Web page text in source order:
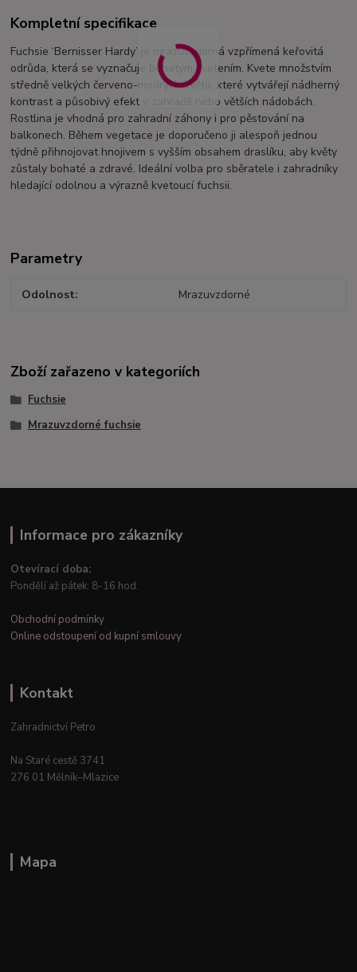
Kompletní specifikace
Fuchsie ‘Bernisser Hardy’ je mrazuvzdorná vzpřímená keřovitá
odrůda, která se vyznačuje bohatým kvetením. Kvete množstvím
středně velkých červeno-modrých květů, které vytvářejí nádherný
kontrast a působivý efekt v zahradě nebo větších nádobách.
Rostlina je vhodná pro zahradní záhony i pro pěstování na
balkonech. Během vegetace je doporučeno ji alespoň jednou
týdně přihnojovat hnojivem s vyšším obsahem draslíku, aby květy
zůstaly bohaté a zdravé. Ideální volba pro sběratele i zahradníky
hledající odolnou a výrazně kvetoucí fuchsii.
Parametry
Odolnost Mrazuvzdorné
Zboží zařazeno v kategoriích
Fuchsie
Mrazuvzdorné fuchsie
Informace pro zákazníky
Otevírací doba:
Pondělí až pátek: 8-16 hod.
Obchodní podmínky
Online odstoupení od kupní smlouvy
Kontakt
Zahradnictví Petro
Na Staré cestě 3741
276 01 Mělník–Mlazice
Mapa